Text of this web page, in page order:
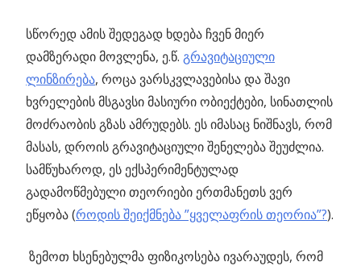
სწორედ ამის შედეგად ხდება ჩვენ მიერ
დამზერადი მოვლენა, ე.წ. გრავიტაციული
ლინზირება, როცა ვარსკვლავებისა და შავი
ხვრელების მსგავსი მასიური ობიექტები, სინათლის
მოძრაობის გზას ამრუდებს. ეს იმასაც ნიშნავს, რომ
მასას, დროის გრავიტაციული შენელება შეუძლია.
სამწუხაროდ, ეს ექსპერიმენტულად
გადამოწმებული თეორიები ერთმანეთს ვერ
ეწყობა (როდის შეიქმნება ”ყველაფრის თეორია”?).
ზემოთ ხსენებულმა ფიზიკოსება ივარაუდეს, რომ